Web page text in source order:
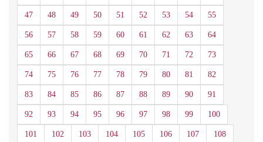
47 48 49 50 51 52 53 54 55
56 57 58 59 60 61 62 63 64
65 66 67 68 69 70 71 72 73
74 75 76 77 78 79 80 81 82
83 84 85 86 87 88 89 90 91
92 93 94 95 96 97 98 99 100
101 102 103 104 105 106 107 108